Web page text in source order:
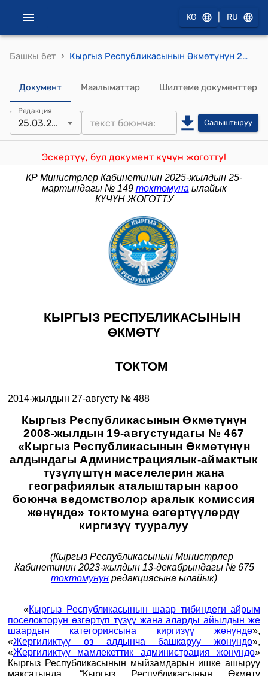
KG RU
Башкы бет › Кыргыз Республикасынын Өкмөтүнүн 2014-жылдын 27-августундагы № 488 "Кыргыз Республикасынын Өкмөтүнүн 2008-жылдын 19-августундагы № 467 «Кыргыз Республикасынын Өкмөтүнүн алдындагы Администрациялык-аймактык түзүлүштүн маселелерин жана географиялык аталыштарын кароо боюнча ведомстволор аралык комиссия жөнүндө» токтомуна өзгөртүүлөрдү киргизүү тууралуу" токтому
Документ Маалыматтар Шилтеме документтер
Редакция
25.03.2025 Салыштыруу
Эскертүү, бул документ күчүн жоготту!